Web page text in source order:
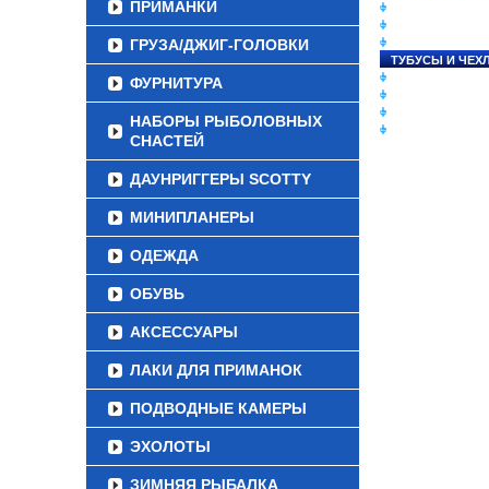
ПРИМАНКИ
ГРУЗА/ДЖИГ-ГОЛОВКИ
ФУРНИТУРА
НАБОРЫ РЫБОЛОВНЫХ
СНАСТЕЙ
ДАУНРИГГЕРЫ SCOTTY
МИНИПЛАНЕРЫ
ОДЕЖДА
ОБУВЬ
АКСЕССУАРЫ
ЛАКИ ДЛЯ ПРИМАНОК
ПОДВОДНЫЕ КАМЕРЫ
ЭХОЛОТЫ
ЗИМНЯЯ РЫБАЛКА
ТУБУСЫ И